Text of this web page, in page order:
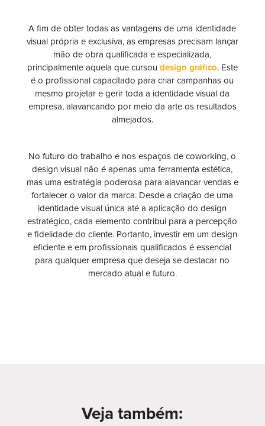
A fim de obter todas as vantagens de uma identidade
visual própria e exclusiva, as empresas precisam lançar
mão de obra qualificada e especializada,
principalmente aquela que cursou design gráfico. Este
é o profissional capacitado para criar campanhas ou
mesmo projetar e gerir toda a identidade visual da
empresa, alavancando por meio da arte os resultados
almejados.
No futuro do trabalho e nos espaços de coworking, o
design visual não é apenas uma ferramenta estética,
mas uma estratégia poderosa para alavancar vendas e
fortalecer o valor da marca. Desde a criação de uma
identidade visual única até a aplicação do design
estratégico, cada elemento contribui para a percepção
e fidelidade do cliente. Portanto, investir em um design
eficiente e em profissionais qualificados é essencial
para qualquer empresa que deseja se destacar no
mercado atual e futuro.
Veja também: